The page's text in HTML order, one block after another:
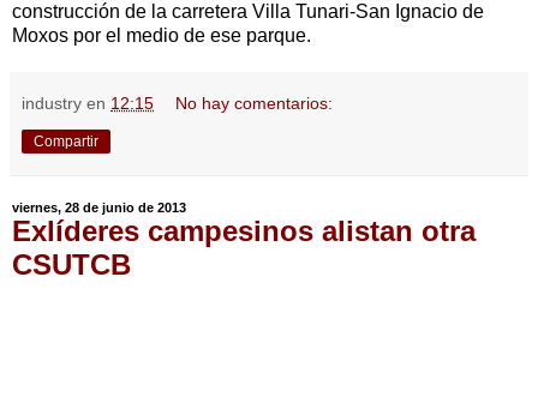
construcción de la carretera Villa Tunari-San Ignacio de
Moxos por el medio de ese parque.
industry en 12:15 No hay comentarios:
Compartir
viernes, 28 de junio de 2013
Exlíderes campesinos alistan otra
CSUTCB